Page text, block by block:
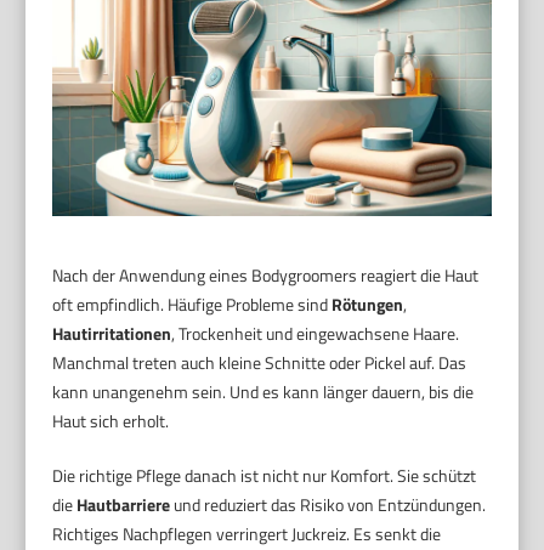
Nach der Anwendung eines Bodygroomers reagiert die Haut
oft empfindlich. Häufige Probleme sindRötungen,
Hautirritationen, Trockenheit und eingewachsene Haare.
Manchmal treten auch kleine Schnitte oder Pickel auf. Das
kann unangenehm sein. Und es kann länger dauern, bis die
Haut sich erholt.
Die richtige Pflege danach ist nicht nur Komfort. Sie schützt
dieHautbarriereund reduziert das Risiko von Entzündungen.
Richtiges Nachpflegen verringert Juckreiz. Es senkt die